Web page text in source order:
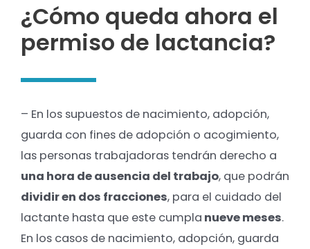
¿Cómo queda ahora el
permiso de lactancia?
– En los supuestos de nacimiento, adopción,
guarda con fines de adopción o acogimiento,
las personas trabajadoras tendrán derecho a
una hora de ausencia del trabajo, que podrán
dividir en dos fracciones, para el cuidado del
lactante hasta que este cumpla nueve meses.
En los casos de nacimiento, adopción, guarda